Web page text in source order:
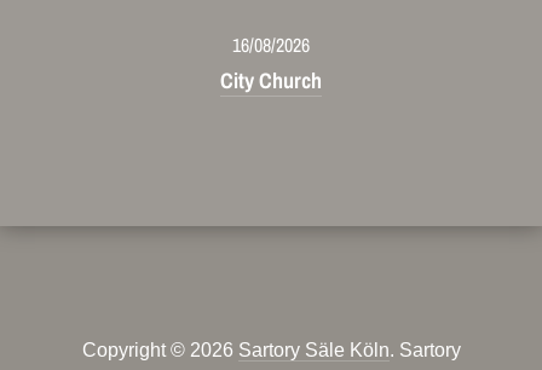
16/08/2026
City Church
Copyright © 2026 Sartory Säle Köln. Sartory